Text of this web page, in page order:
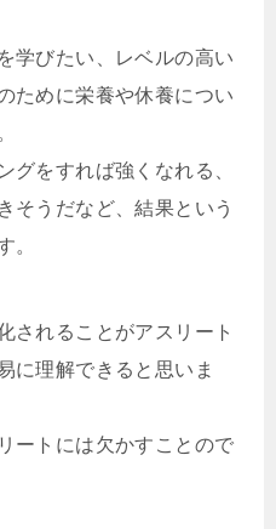
学びたい、レベルの高い
ために栄養や休養につい
グをすれば強くなれる、
そうだなど、結果という
。
されることがアスリート
に理解できると思いま
ートには欠かすことので